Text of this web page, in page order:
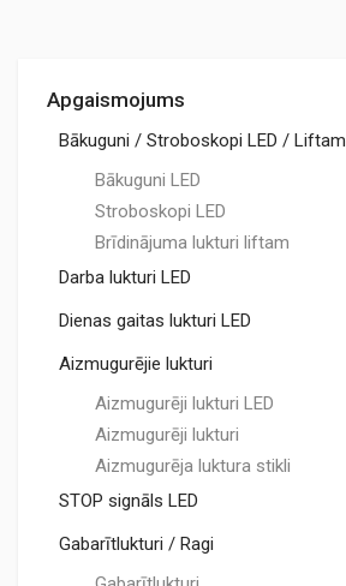
Apgaismojums
Bākuguni / Stroboskopi LED / Liftam
Bākuguni LED
Stroboskopi LED
Brīdinājuma lukturi liftam
Darba lukturi LED
Dienas gaitas lukturi LED
Aizmugurējie lukturi
Aizmugurēji lukturi LED
Aizmugurēji lukturi
Aizmugurēja luktura stikli
STOP signāls LED
Gabarītlukturi / Ragi